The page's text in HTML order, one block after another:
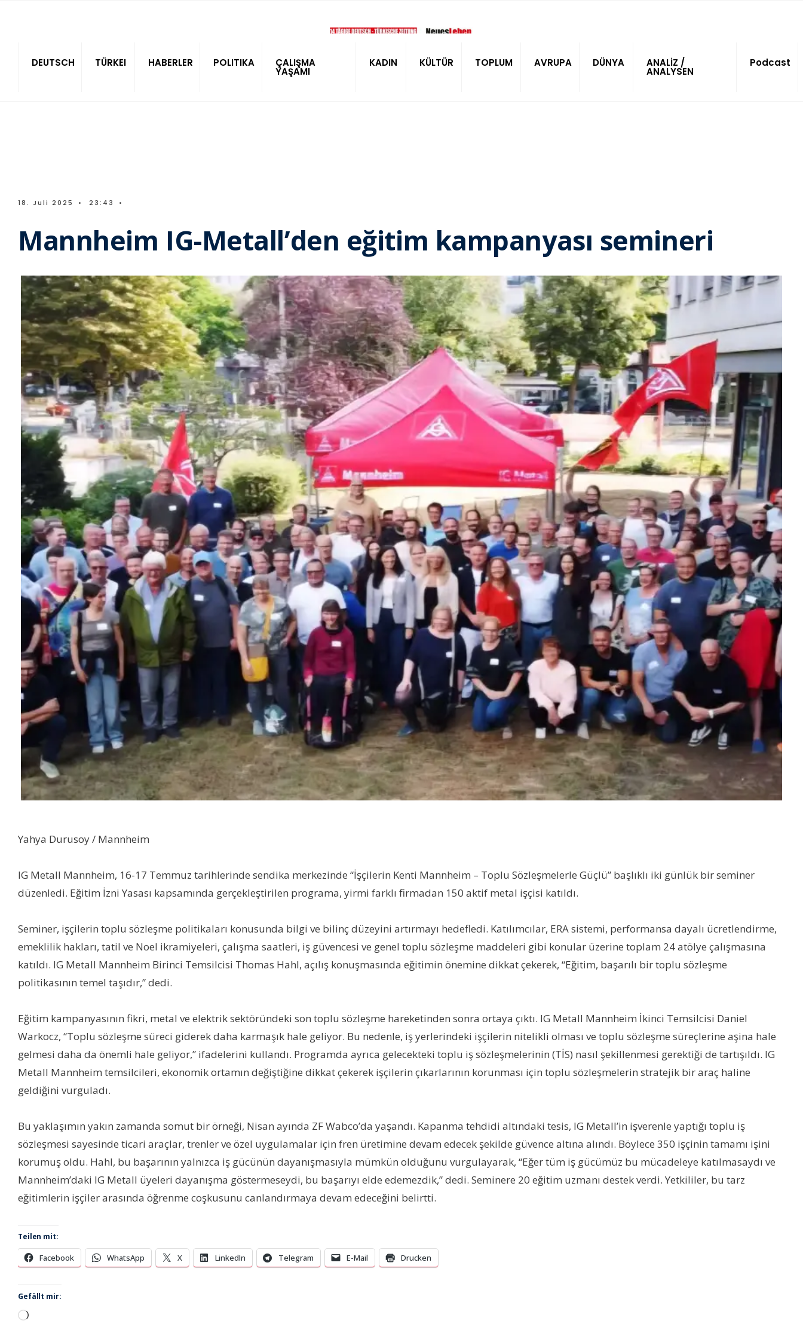
DEUTSCH TÜRKEI HABERLER POLITIKA ÇALIŞMA
YAŞAMI
KADIN KÜLTÜR TOPLUM AVRUPA DÜNYA ANALİZ /
ANALYSEN
Podcast
18. Juli 2025 • 23:43 •
Mannheim IG-Metall’den eğitim kampanyası semineri
Yahya Durusoy / Mannheim
IG Metall Mannheim, 16-17 Temmuz tarihlerinde sendika merkezinde “İşçilerin Kenti Mannheim – Toplu Sözleşmelerle Güçlü” başlıklı iki günlük bir seminer
düzenledi. Eğitim İzni Yasası kapsamında gerçekleştirilen programa, yirmi farklı firmadan 150 aktif metal işçisi katıldı.
Seminer, işçilerin toplu sözleşme politikaları konusunda bilgi ve bilinç düzeyini artırmayı hedefledi. Katılımcılar, ERA sistemi, performansa dayalı ücretlendirme,
emeklilik hakları, tatil ve Noel ikramiyeleri, çalışma saatleri, iş güvencesi ve genel toplu sözleşme maddeleri gibi konular üzerine toplam 24 atölye çalışmasına
katıldı. IG Metall Mannheim Birinci Temsilcisi Thomas Hahl, açılış konuşmasında eğitimin önemine dikkat çekerek, “Eğitim, başarılı bir toplu sözleşme
politikasının temel taşıdır,” dedi.
Eğitim kampanyasının fikri, metal ve elektrik sektöründeki son toplu sözleşme hareketinden sonra ortaya çıktı. IG Metall Mannheim İkinci Temsilcisi Daniel
Warkocz, “Toplu sözleşme süreci giderek daha karmaşık hale geliyor. Bu nedenle, iş yerlerindeki işçilerin nitelikli olması ve toplu sözleşme süreçlerine aşina hale
gelmesi daha da önemli hale geliyor,” ifadelerini kullandı. Programda ayrıca gelecekteki toplu iş sözleşmelerinin (TİS) nasıl şekillenmesi gerektiği de tartışıldı. IG
Metall Mannheim temsilcileri, ekonomik ortamın değiştiğine dikkat çekerek işçilerin çıkarlarının korunması için toplu sözleşmelerin stratejik bir araç haline
geldiğini vurguladı.
Bu yaklaşımın yakın zamanda somut bir örneği, Nisan ayında ZF Wabco’da yaşandı. Kapanma tehdidi altındaki tesis, IG Metall’in işverenle yaptığı toplu iş
sözleşmesi sayesinde ticari araçlar, trenler ve özel uygulamalar için fren üretimine devam edecek şekilde güvence altına alındı. Böylece 350 işçinin tamamı işini
korumuş oldu. Hahl, bu başarının yalnızca iş gücünün dayanışmasıyla mümkün olduğunu vurgulayarak, “Eğer tüm iş gücümüz bu mücadeleye katılmasaydı ve
Mannheim’daki IG Metall üyeleri dayanışma göstermeseydi, bu başarıyı elde edemezdik,” dedi. Seminere 20 eğitim uzmanı destek verdi. Yetkililer, bu tarz
eğitimlerin işçiler arasında öğrenme coşkusunu canlandırmaya devam edeceğini belirtti.
Teilen mit:
Facebook WhatsApp X LinkedIn Telegram E-Mail Drucken
Gefällt mir:
Wird